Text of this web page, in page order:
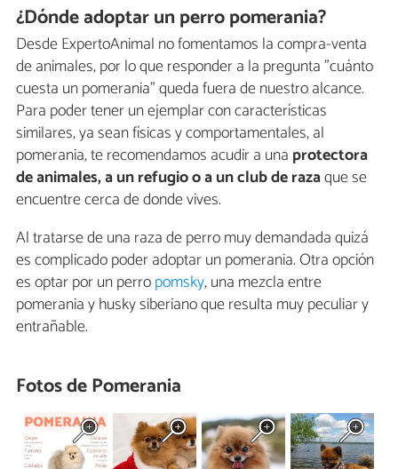
¿Dónde adoptar un perro pomerania?
Desde ExpertoAnimal no fomentamos la compra-venta
de animales, por lo que responder a la pregunta "cuánto
cuesta un pomerania" queda fuera de nuestro alcance.
Para poder tener un ejemplar con características
similares, ya sean físicas y comportamentales, al
pomerania, te recomendamos acudir a una protectora
de animales, a un refugio o a un club de razaque se
encuentre cerca de donde vives.
Al tratarse de una raza de perro muy demandada quizá
es complicado poder adoptar un pomerania. Otra opción
es optar por un perropomsky, una mezcla entre
pomerania y husky siberiano que resulta muy peculiar y
entrañable.
Fotos de Pomerania